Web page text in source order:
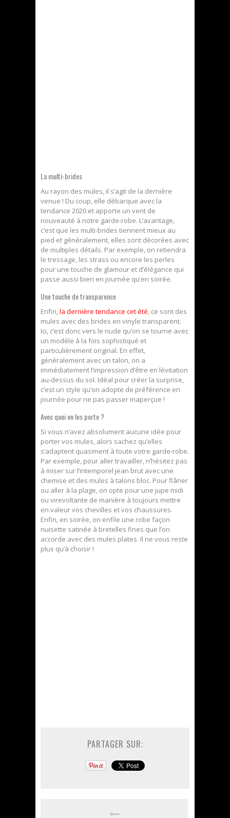
La multi-brides
Au rayon des mules, il s’agit de la dernière
venue ! Du coup, elle débarque avec la
tendance 2020 et apporte un vent de
nouveauté à notre garde-robe. L’avantage,
c’est que les multi-brides tiennent mieux au
pied et généralement, elles sont décorées avec
de multiples détails. Par exemple, on retiendra
le tressage, les strass ou encore les perles
pour une touche de glamour et d’élégance qui
passe aussi bien en journée qu’en soirée.
Une touche de transparence
Enfin,la dernière tendance cet été, ce sont des
mules avec des brides en vinyle transparent.
Ici, c’est donc vers le nude qu’on se tourne avec
un modèle à la fois sophistiqué et
particulièrement original. En effet,
généralement avec un talon, on a
immédiatement l’impression d’être en lévitation
au-dessus du sol. Idéal pour créer la surprise,
c’est un style qu’on adopte de préférence en
journée pour ne pas passer inaperçue !
Avec quoi on les porte ?
Si vous n’avez absolument aucune idée pour
porter vos mules, alors sachez qu’elles
s’adaptent quasiment à toute votre garde-robe.
Par exemple, pour aller travailler, n’hésitez pas
à miser sur l’intemporel jean brut avec une
chemise et des mules à talons bloc. Pour flâner
ou aller à la plage, on opte pour une jupe midi
ou virevoltante de manière à toujours mettre
en valeur vos chevilles et vos chaussures.
Enfin, en soirée, on enfile une robe façon
nuisette satinée à bretelles fines que l’on
accorde avec des mules plates. Il ne vous reste
plus qu’à choisir !
PARTAGER SUR: